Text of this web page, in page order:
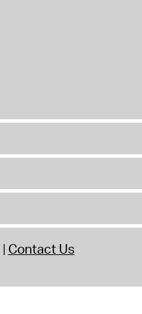
Contact Us